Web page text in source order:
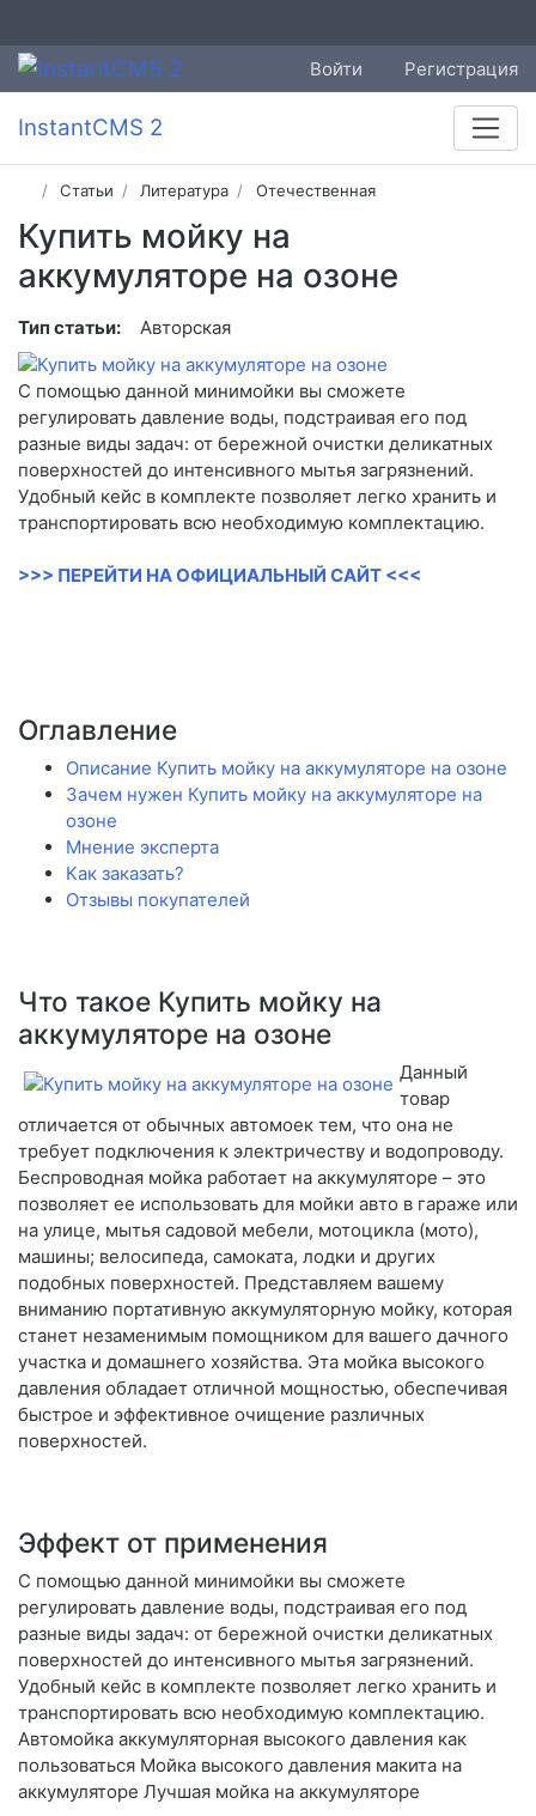
Войти Регистрация
InstantCMS 2
Статьи Литература Отечественная
Купить мойку на
аккумуляторе на озоне
Тип статьи: Авторская
С помощью данной минимойки вы сможете
регулировать давление воды, подстраивая его под
разные виды задач: от бережной очистки деликатных
поверхностей до интенсивного мытья загрязнений.
Удобный кейс в комплекте позволяет легко хранить и
транспортировать всю необходимую комплектацию.
>>> ПЕРЕЙТИ НА ОФИЦИАЛЬНЫЙ САЙТ <<<
Оглавление
Описание Купить мойку на аккумуляторе на озоне
Зачем нужен Купить мойку на аккумуляторе на
озоне
Мнение эксперта
Как заказать?
Отзывы покупателей
Что такое Купить мойку на
аккумуляторе на озоне
Данный
товар
отличается от обычных автомоек тем, что она не
требует подключения к электричеству и водопроводу.
Беспроводная мойка работает на аккумуляторе – это
позволяет ее использовать для мойки авто в гараже или
на улице, мытья садовой мебели, мотоцикла (мото),
машины; велосипеда, самоката, лодки и других
подобных поверхностей. Представляем вашему
вниманию портативную аккумуляторную мойку, которая
станет незаменимым помощником для вашего дачного
участка и домашнего хозяйства. Эта мойка высокого
давления обладает отличной мощностью, обеспечивая
быстрое и эффективное очищение различных
поверхностей.
Эффект от применения
С помощью данной минимойки вы сможете
регулировать давление воды, подстраивая его под
разные виды задач: от бережной очистки деликатных
поверхностей до интенсивного мытья загрязнений.
Удобный кейс в комплекте позволяет легко хранить и
транспортировать всю необходимую комплектацию.
Автомойка аккумуляторная высокого давления как
пользоваться Мойка высокого давления макита на
аккумуляторе Лучшая мойка на аккумуляторе